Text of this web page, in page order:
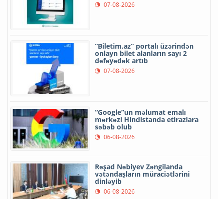
07-08-2026
“Biletim.az” portalı üzərindən
onlayn bilet alanların sayı 2
dəfəyədək artıb
07-08-2026
“Google”un məlumat emalı
mərkəzi Hindistanda etirazlara
səbəb olub
06-08-2026
Rəşad Nəbiyev Zəngilanda
vətəndaşların müraciətlərini
dinləyib
06-08-2026